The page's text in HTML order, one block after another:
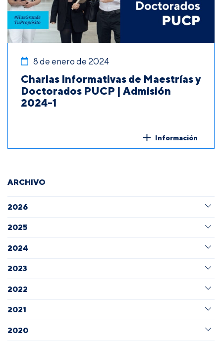
8 de enero de 2024
Charlas Informativas de Maestrías y
Doctorados PUCP | Admisión
2024-1
Información
ARCHIVO
2026
2025
2024
2023
2022
2021
2020